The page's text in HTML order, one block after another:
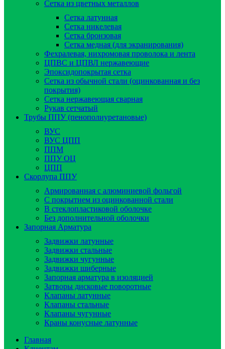
Сетка из цветных металлов
Сетка латунная
Сетка никелевая
Сетка бронзовая
Сетка медная (для экранирования)
Фехралевая, нихромовая проволока и лента
ЦПВС и ЦПВЛ нержавеющие
Эпоксидопокрытая сетка
Сетка из обычной стали (оцинкованная и без
покрытия)
Сетка нержавеющая сварная
Рукав сетчатый
Трубы ППУ (пенополиуретановые)
ВУС
ВУС ЦПП
ППМ
ППУ ОЦ
ЦПП
Скорлупа ППУ
Армированная с алюминиевой фольгой
C покрытием из оцинкованной стали
В стеклопластиковой оболочке
Без дополнительной оболочки
Запорная Арматура
Задвижки латунные
Задвижки стальные
Задвижки чугунные
Задвижки шиберные
Запорная арматура в изоляцией
Затворы дисковые поворотные
Клапаны латунные
Клапаны стальные
Клапаны чугунные
Краны конусные латунные
Главная